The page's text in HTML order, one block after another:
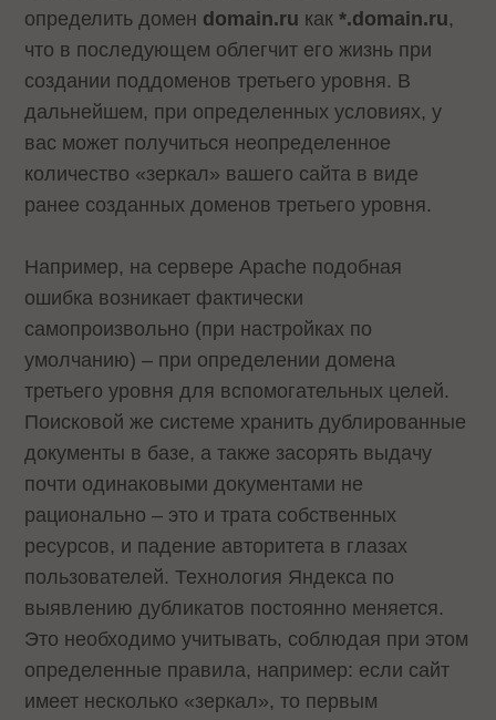
определить домен domain.ru как*.domain.ru,
что в последующем облегчит его жизнь при
создании поддоменов третьего уровня. В
дальнейшем, при определенных условиях, у
вас может получиться неопределенное
количество «зеркал» вашего сайта в виде
ранее созданных доменов третьего уровня.
Например, на сервере Apache подобная
ошибка возникает фактически
самопроизвольно (при настройках по
умолчанию) – при определении домена
третьего уровня для вспомогательных целей.
Поисковой же системе хранить дублированные
документы в базе, а также засорять выдачу
почти одинаковыми документами не
рационально – это и трата собственных
ресурсов, и падение авторитета в глазах
пользователей. Технология Яндекса по
выявлению дубликатов постоянно меняется.
Это необходимо учитывать, соблюдая при этом
определенные правила, например: если сайт
имеет несколько «зеркал», то первым